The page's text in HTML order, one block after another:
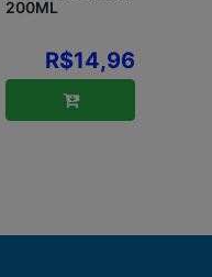
200ML
R$14,96